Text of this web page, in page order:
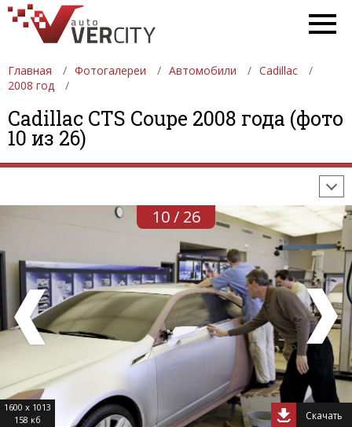
Главная Фотогалереи Автомобили
Cadillac
2008 год
Cadillac CTS Coupe 2008 года (фото
10 из 26)
ФОТОГАЛЕРЕИ АВТОМОБИЛИ
ДЕВУШКИ
АВТОСАЛОНЫ
10 / 26
1600 x 1013
158 кб
Скачать